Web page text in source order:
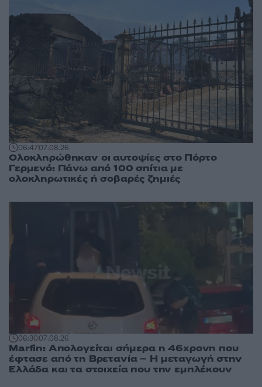
06:4707.08.26
Ολοκληρώθηκαν οι αυτοψίες στο Πόρτο
Γερμενό: Πάνω από 100 σπίτια με
ολοκληρωτικές ή σοβαρές ζημιές
06:3007.08.26
Marfin: Απολογείται σήμερα η 46χρονη που
έφτασε από τη Βρετανία – Η μεταγωγή στην
Ελλάδα και τα στοιχεία που την εμπλέκουν